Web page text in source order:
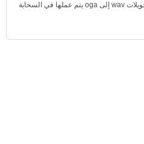
لا تحتاج إلى تثبيت أي برنامج. جميع تحويلات wav إلى oga يتم عملها في السحابة